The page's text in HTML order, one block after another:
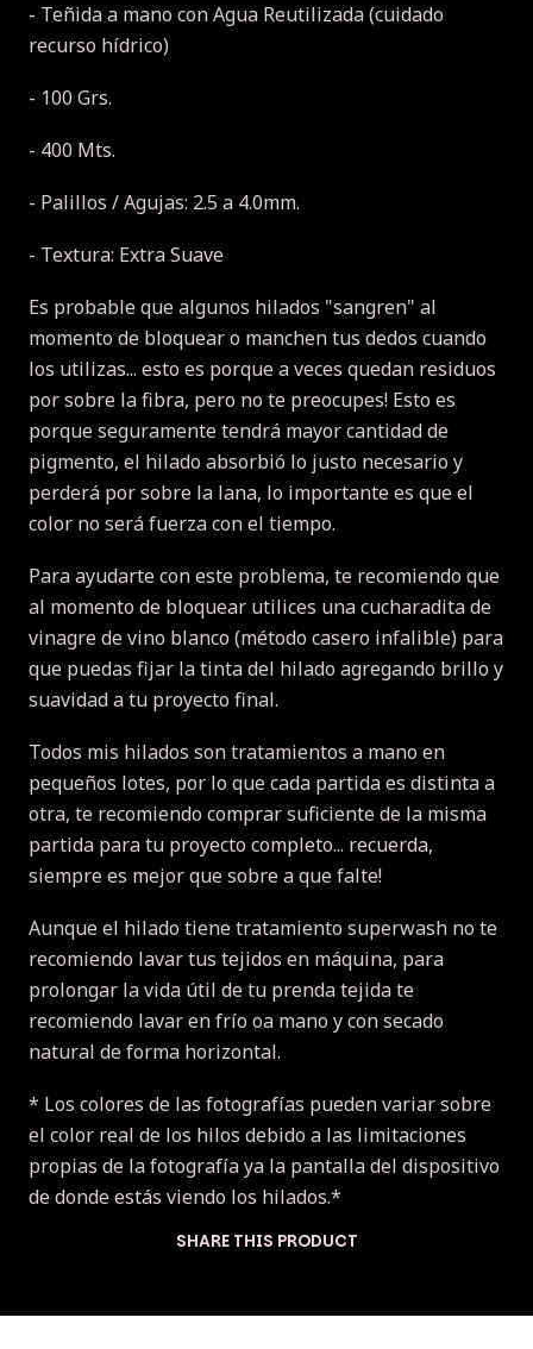
- Teñida a mano con Agua Reutilizada (cuidado
recurso hídrico)
- 100 Grs.
- 400 Mts.
- Palillos / Agujas: 2.5 a 4.0mm.
- Textura: Extra Suave
Es probable que algunos hilados "sangren" al
momento de bloquear o manchen tus dedos cuando
los utilizas... esto es porque a veces quedan residuos
por sobre la fibra, pero no te preocupes! Esto es
porque seguramente tendrá mayor cantidad de
pigmento, el hilado absorbió lo justo necesario y
perderá por sobre la lana, lo importante es que el
color no será fuerza con el tiempo.
Para ayudarte con este problema, te recomiendo que
al momento de bloquear utilices una cucharadita de
vinagre de vino blanco (método casero infalible) para
que puedas fijar la tinta del hilado agregando brillo y
suavidad a tu proyecto final.
Todos mis hilados son tratamientos a mano en
pequeños lotes, por lo que cada partida es distinta a
otra, te recomiendo comprar suficiente de la misma
partida para tu proyecto completo... recuerda,
siempre es mejor que sobre a que falte!
Aunque el hilado tiene tratamiento superwash no te
recomiendo lavar tus tejidos en máquina, para
prolongar la vida útil de tu prenda tejida te
recomiendo lavar en frío oa mano y con secado
natural de forma horizontal.
* Los colores de las fotografías pueden variar sobre
el color real de los hilos debido a las limitaciones
propias de la fotografía ya la pantalla del dispositivo
de donde estás viendo los hilados.*
SHARE THIS PRODUCT